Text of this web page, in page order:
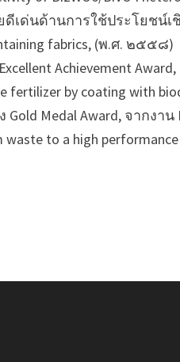
ดีเด่นด้านการใช้ประโยชน์เ
fabrics, (พ.ศ. ๒๕๕๘)
Achievement
fertilizer by coating with
Gold Medal Award, จากงา
waste to a high